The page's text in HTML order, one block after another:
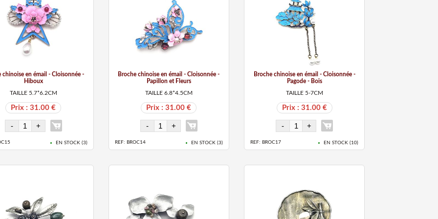
chinoise en émail - Cloisonnée -
Hiboux
TAILLE 5.7*6.2CM
Prix : 31.00 €
EN STOCK (3)
Broche chinoise en émail - Cloisonnée -
Papillon et Fleurs
TAILLE 6.8*4.5CM
Prix : 31.00 €
REF: BROC14 EN STOCK (3)
Broche chinoise en émail - Cloisonnée -
Pagode - Bois
TAILLE 5-7CM
Prix : 31.00 €
REF: BROC17 EN STOCK ( 10)